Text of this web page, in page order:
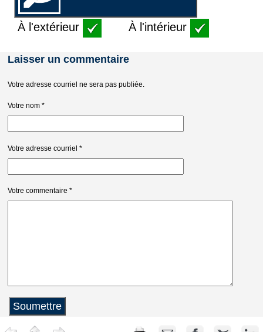
À l'extérieur À l'intérieur
Laisser un commentaire
Votre adresse courriel ne sera pas publiée.
Votre nom *
Votre adresse courriel *
Votre commentaire *